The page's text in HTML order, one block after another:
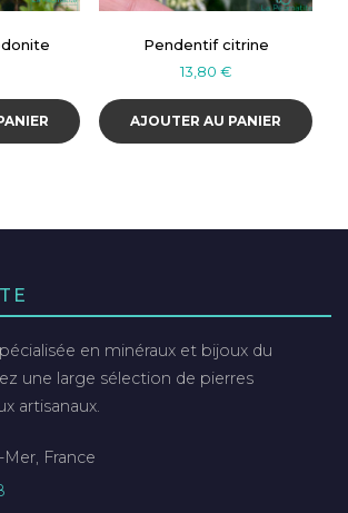
Pendentif citrine
13,80 €
AJOUTER AU PANIER
en minéraux et bijoux du
une large sélection de pierres
artisanaux.
France